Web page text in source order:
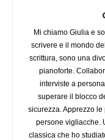
Mi chiamo Giulia e
scrivere e il mondo
scrittura, sono una
pianoforte.
interviste a
superare il blocco
sicurezza. Apprezzo
persone vigliacche.
classica che ho